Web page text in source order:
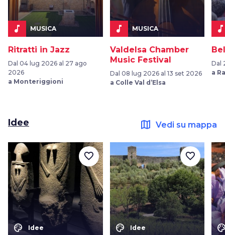
music_note MUSICA
Ritratti in Jazz
Dal 04 lug 2026 al 27 ago
2026
a Monteriggioni
music_note MUSICA
Valdelsa Chamber
Music Festival
Dal 08 lug 2026 al 13 set 2026
a Colle Val d’Elsa
Dal
a
Idee map Vedi su mappa
color_lens Idee
favorite_border
color_lens Idee
favorite_border